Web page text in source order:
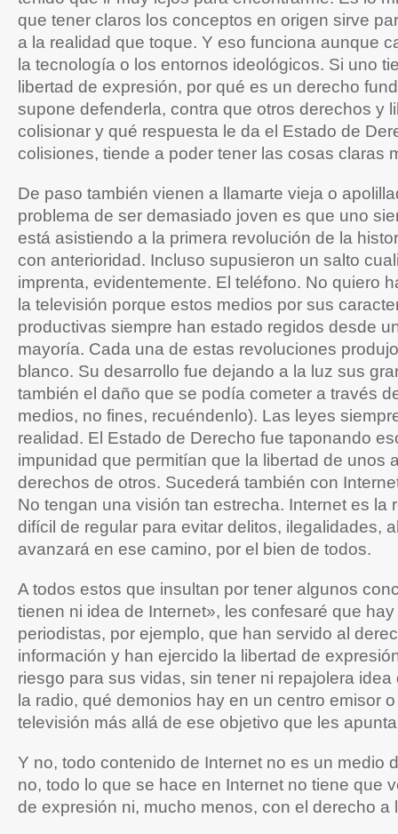
que tener claros los conceptos en origen sirve
a la realidad que toque. Y eso funciona aunque
la tecnología o los entornos ideológicos. Si uno
libertad de expresión, por qué es un derecho
supone defenderla, contra que otros derechos y
colisionar y qué respuesta le da el Estado de
colisiones, tiende a poder tener las cosas claras
De paso también vienen a llamarte vieja o
problema de ser demasiado joven es que uno
está asistiendo a la primera revolución de la
con anterioridad. Incluso supusieron un salto
imprenta, evidentemente. El teléfono. No quiero
la televisión porque estos medios por sus
productivas siempre han estado regidos desde
mayoría. Cada una de estas revoluciones
blanco. Su desarrollo fue dejando a la luz sus
también el daño que se podía cometer a través
medios, no fines, recuéndenlo). Las leyes
realidad. El Estado de Derecho fue taponando
impunidad que permitían que la libertad de unos
derechos de otros. Sucederá también con
No tengan una visión tan estrecha. Internet es la
difícil de regular para evitar delitos, ilegalidades,
avanzará en ese camino, por el bien de todos.
A todos estos que insultan por tener algunos
tienen ni idea de Internet», les confesaré que
periodistas, por ejemplo, que han servido al
información y han ejercido la libertad de
riesgo para sus vidas, sin tener ni repajolera
la radio, qué demonios hay en un centro emisor
televisión más allá de ese objetivo que les
Y no, todo contenido de Internet no es un medio
no, todo lo que se hace en Internet no tiene que
de expresión ni, mucho menos, con el derecho a